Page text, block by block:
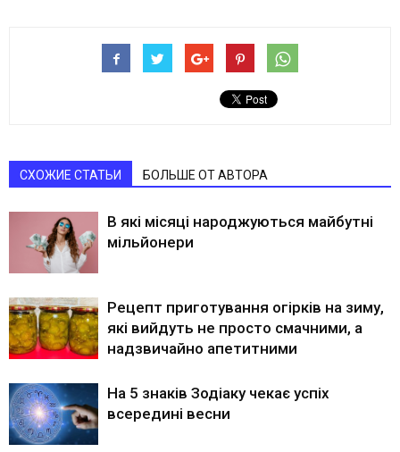
СХОЖИЕ СТАТЬИ БОЛЬШЕ ОТ АВТОРА
В які місяці народжуються майбутні
мільйонери
Рецепт приготування огірків на зиму,
які вийдуть не просто смачними, а
надзвичайно апетитними
На 5 знаків Зодіаку чекає успіх
всередині весни